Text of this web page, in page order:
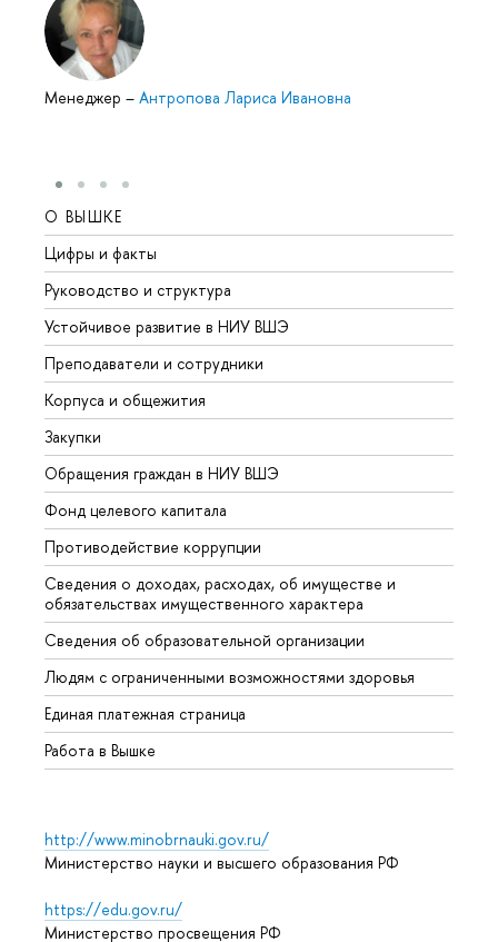
Менеджер – Антропова Лариса Ивановна
О ВЫШКЕ
Цифры и факты
Руководство и структура
Устойчивое развитие в НИУ ВШЭ
Преподаватели и сотрудники
Корпуса и общежития
Закупки
Обращения граждан в НИУ ВШЭ
Фонд целевого капитала
Противодействие коррупции
Сведения о доходах, расходах, об имуществе и
обязательствах имущественного характера
Сведения об образовательной организации
Людям с ограниченными возможностями здоровья
Единая платежная страница
Работа в Вышке
http://www.minobrnauki.gov.ru/
Министерство науки и высшего образования РФ
https://edu.gov.ru/
Министерство просвещения РФ